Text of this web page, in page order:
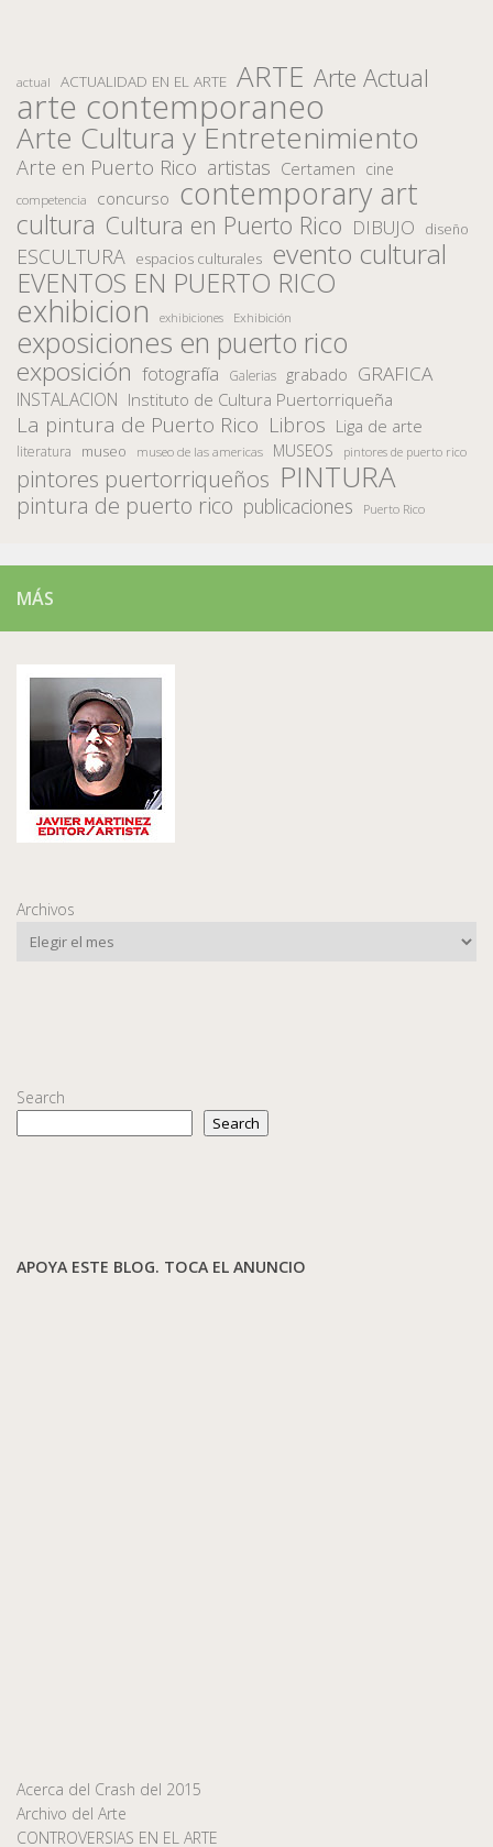
actual ACTUALIDAD EN EL ARTE ARTE Arte Actual
arte contemporaneo
Arte Cultura y Entretenimiento
Arte en Puerto Rico artistas Certamen cine
competencia concurso contemporary art
cultura Cultura en Puerto Rico DIBUJO diseño
ESCULTURA espacios culturales evento cultural
EVENTOS EN PUERTO RICO
exhibicion exhibiciones Exhibición
exposiciones en puerto rico
exposición fotografía Galerias grabado GRAFICA
INSTALACION Instituto de Cultura Puertorriqueña
La pintura de Puerto Rico Libros Liga de arte
literatura museo museo de las americas MUSEOS pintores de puerto rico
pintores puertorriqueños PINTURA
pintura de puerto rico publicaciones Puerto Rico
MÁS
Archivos
Search
Search
APOYA ESTE BLOG. TOCA EL ANUNCIO
Acerca del Crash del 2015
Archivo del Arte
CONTROVERSIAS EN EL ARTE